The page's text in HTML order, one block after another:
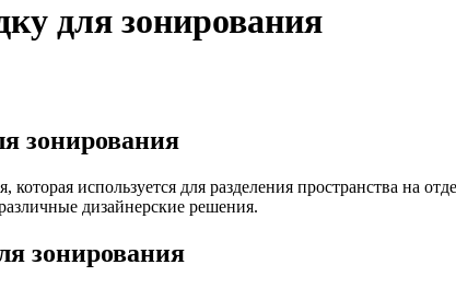
для зонирования
зонирования
используется для разделения пространства на
дизайнерские решения.
зонирования